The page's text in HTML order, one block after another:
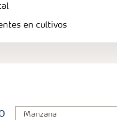
en cultivos